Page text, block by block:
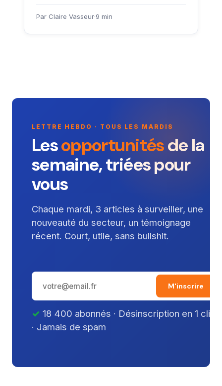
Par Claire Vasseur·9 min
LETTRE HEBDO · TOUS LES MARDIS
Lesopportunitésde la
semaine, triées pour
vous
Chaque mardi, 3 articles à surveiller, une
nouveauté du secteur, un témoignage
récent. Court, utile, sans bullshit.
M'inscrire
18 400 abonnés · Désinscription en 1 clic
· Jamais de spam